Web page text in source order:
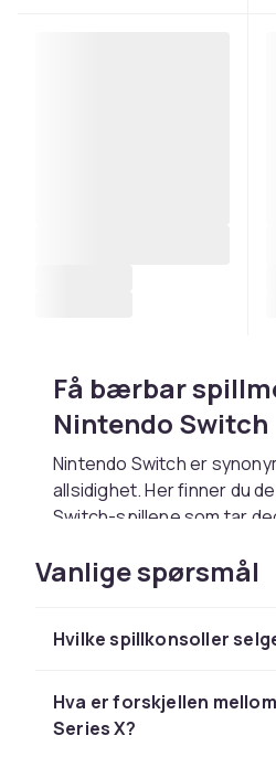
Få bærbar
Nintendo Switch
Nintendo Switch er
allsidighet. Her finner du
Switch-spillene som tar
Mario Kart, eller utforske
opp Nintendo Switch-en
du spiller på.
PS5 – neste nivå
spillopplevelse
Vanlige spørsmål
Hvilke spillkonsoller
Hva er forskjellen
Series X?